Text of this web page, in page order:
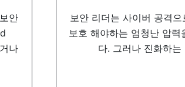
안
나
보안 리더는 사이버 공격으
보호 해야하는 엄청난 압력
다. 그러나 진화하는